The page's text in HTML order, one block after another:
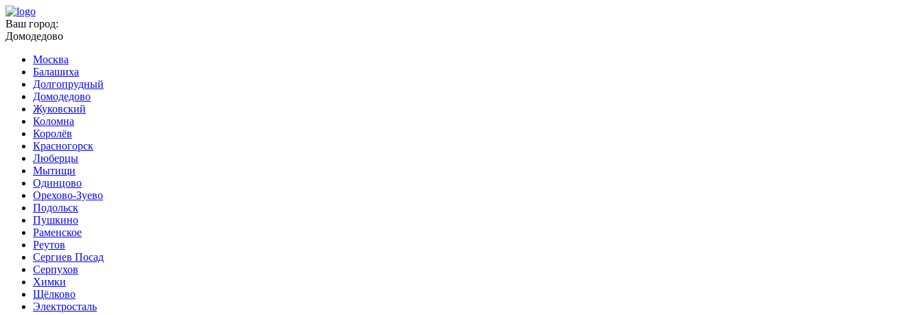
Ваш город:
Домодедово
Москва
Балашиха
Долгопрудный
Домодедово
Жуковский
Коломна
Королёв
Красногорск
Люберцы
Мытищи
Одинцово
Орехово-Зуево
Подольск
Пушкино
Раменское
Реутов
Сергиев Посад
Серпухов
Химки
Щёлково
Электросталь